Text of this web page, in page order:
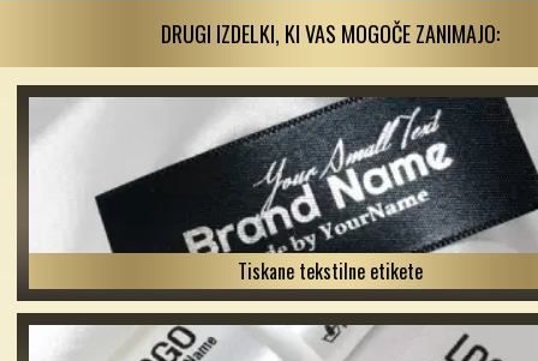
DRUGI IZDELKI, KI VAS MOGOČE ZANIMAJO:
Tiskane tekstilne etikete